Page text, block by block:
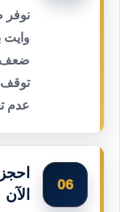
نوفر
وايت
ضعف
توقف
عدم
06
الآن